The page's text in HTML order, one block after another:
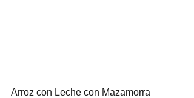
Arroz con Leche con Mazamorra